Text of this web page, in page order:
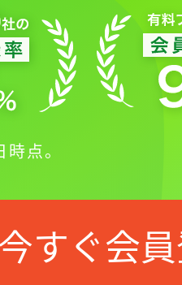
ログイン
点。
今すぐ会